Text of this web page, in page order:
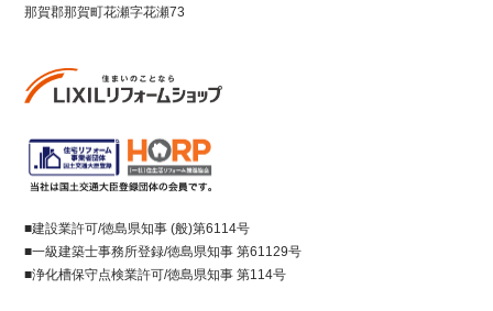
那賀郡那賀町花瀬字花瀬73
■建設業許可/徳島県知事 (般)第6114号
■一級建築士事務所登録/徳島県知事 第61129号
■浄化槽保守点検業許可/徳島県知事 第114号